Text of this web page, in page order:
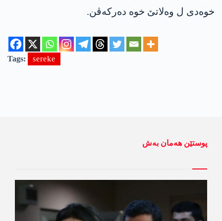
خوەدی ل وەلاتێ خوە دەرکەڤن.
Tags: sereke
پوستێن ھەمان بەش